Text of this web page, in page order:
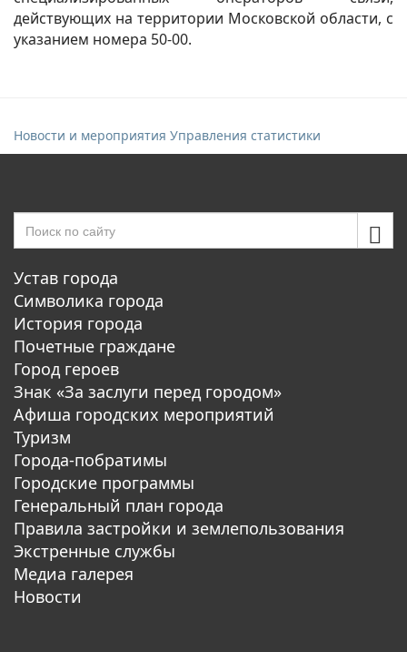
действующих на территории Московской области, с
указанием номера 50-00.
Новости и мероприятия Управления статистики
Устав города
Символика города
История города
Почетные граждане
Город героев
Знак «За заслуги перед городом»
Афиша городских мероприятий
Туризм
Города-побратимы
Городские программы
Генеральный план города
Правила застройки и землепользования
Экстренные службы
Медиа галерея
Новости